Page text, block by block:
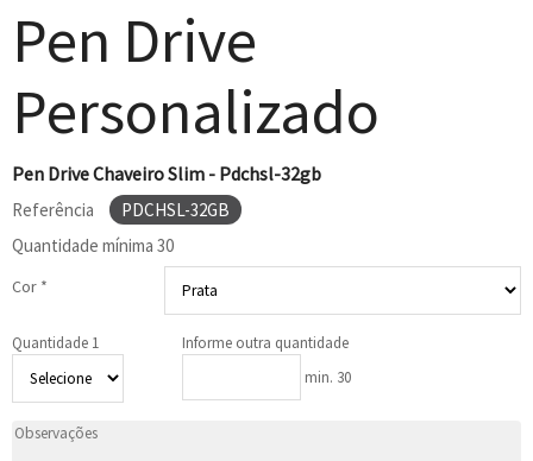
Pen Drive
Personalizado
Pen Drive Chaveiro Slim - Pdchsl-32gb
Referência
PDCHSL-32GB
Quantidade mínima 30
Cor *
Quantidade 1
Informe outra quantidade
min. 30